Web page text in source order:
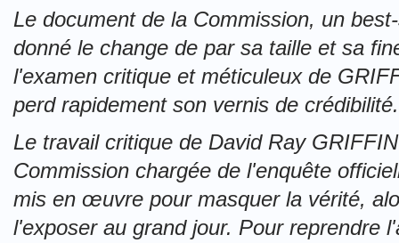
Le document de la Commission, un
donné le change de par sa taille et sa
l'examen critique et méticuleux de
perd rapidement son vernis de crédibilité.
Le travail critique de David Ray
Commission chargée de l'enquête
mis en œuvre pour masquer la vérité,
l'exposer au grand jour. Pour reprendre